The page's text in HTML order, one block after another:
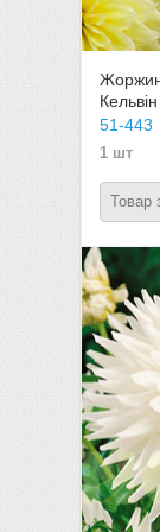
51-443
1 шт
Товар